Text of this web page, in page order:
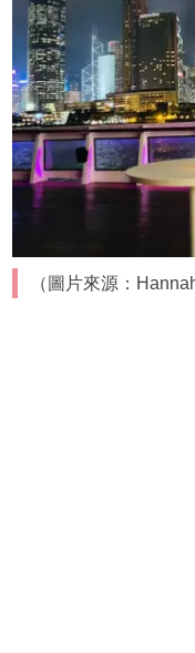
（圖片來源：